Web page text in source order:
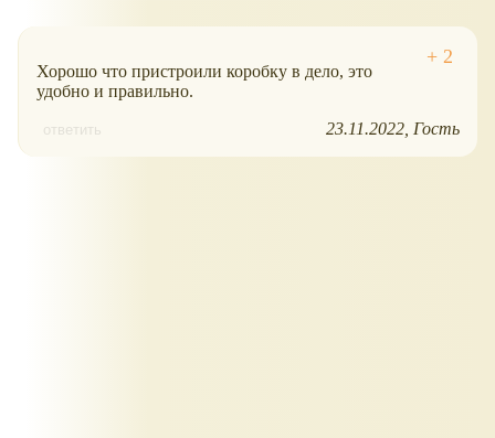
Хорошо что пристроили коробку в дело, это
удобно и правильно.
ответить 23.11.2022 Гость